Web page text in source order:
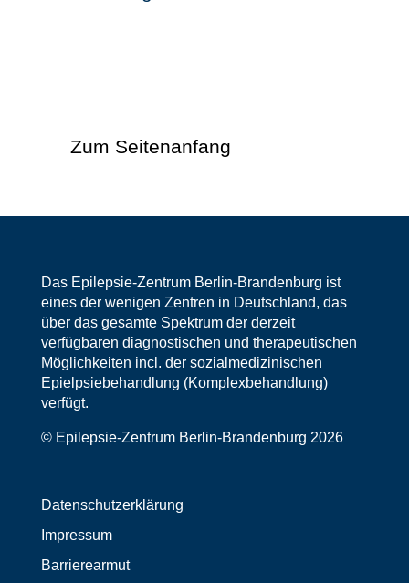
Zum Seitenanfang
Das Epilepsie-Zentrum Berlin-Brandenburg ist
eines der wenigen Zentren in Deutschland, das
über das gesamte Spektrum der derzeit
verfügbaren diagnostischen und therapeutischen
Möglichkeiten incl. der sozialmedizinischen
Epielpsiebehandlung (Komplexbehandlung)
verfügt.
© Epilepsie-Zentrum Berlin-Brandenburg 2026
Datenschutzerklärung
Impressum
Barrierearmut